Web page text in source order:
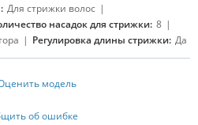
Для стрижки волос
насадок для стрижки: 8
Регулировка длины стрижки: Да
модель
об ошибке